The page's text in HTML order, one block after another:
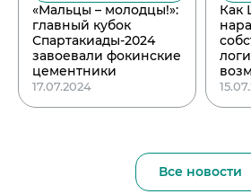
«Мальцы – молодцы!»:
главный кубок
Спартакиады-2024
завоевали фокинские
цементники
17.07.2024
Как
Все новости